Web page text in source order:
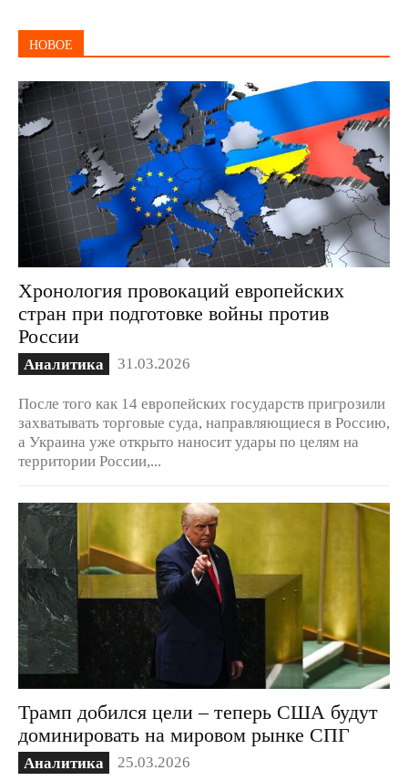
НОВОЕ
Хронология провокаций европейских
стран при подготовке войны против
России
Аналитика 31.03.2026
После того как 14 европейских государств пригрозили
захватывать торговые суда, направляющиеся в Россию,
а Украина уже открыто наносит удары по целям на
территории России,...
Трамп добился цели – теперь США будут
доминировать на мировом рынке СПГ
Аналитика 25.03.2026